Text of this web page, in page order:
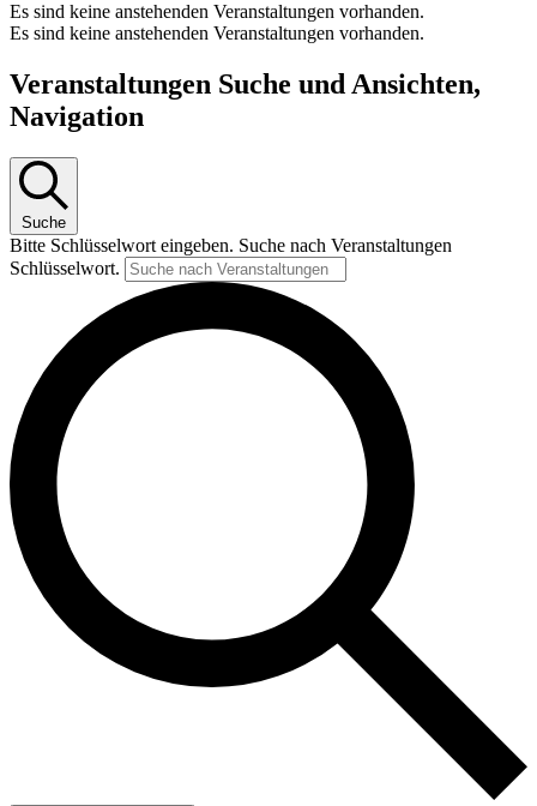
Es sind keine anstehenden Veranstaltungen vorhanden.
Es sind keine anstehenden Veranstaltungen vorhanden.
Veranstaltungen Suche und Ansichten,
Navigation
Suche
Bitte Schlüsselwort eingeben. Suche nach Veranstaltungen
Schlüsselwort.